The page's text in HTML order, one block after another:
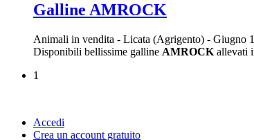
Galline AMROCK
Animali in vendita - Licata (Agrigento) - Giugno
Disponibili bellissime galline AMROCK allevati
1
Accedi
Crea un account gratuito